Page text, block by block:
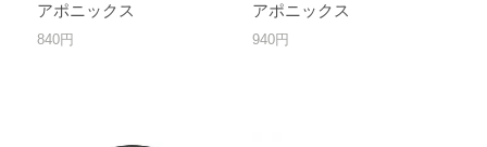
アポニックス
840円
アポニックス
940円